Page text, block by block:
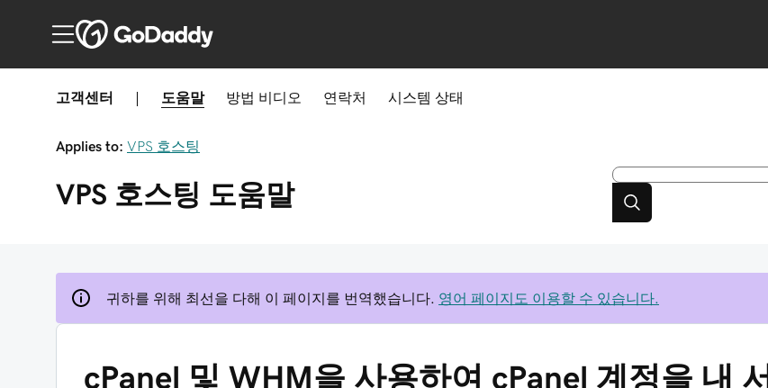
고객센터 도움말 방법 비디오 연락처 시스템 상태
Applies to: VPS 호스팅
VPS 호스팅 도움말
귀하를 위해 최선을 다해 이 페이지를 번역했습니다. 영어 페이지도 이용할 수 있습니다.
cPanel 및 WHM을 사용하여 cPanel 계정을 내 서